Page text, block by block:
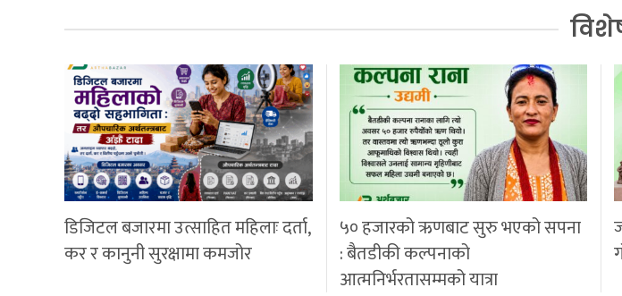
डिजिटल बजारमा उत्साहित महिलाः दर्ता,
कर र कानुनी सुरक्षामा कमजोर
५० हजारको ऋणबाट सुरु भएको सपना
: बैतडीकी कल्पनाको
आत्मनिर्भरतासम्मको यात्रा